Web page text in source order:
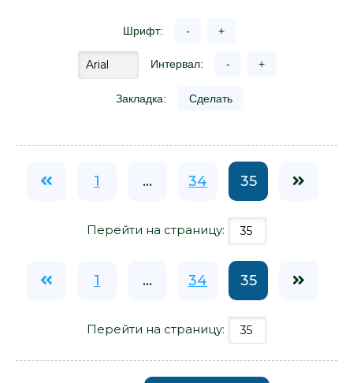
Шрифт: - +
Интервал: - +
Закладка: Сделать
1 ... 34 35
Перейти на страницу:
1 ... 34 35
Перейти на страницу: